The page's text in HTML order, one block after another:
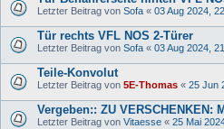
Letzter Beitrag von Sofa « 03 Aug 2024,
Tür rechts VFL NOS 2-Türer
Letzter Beitrag von Sofa « 03 Aug 2024,
Teile-Konvolut
Letzter Beitrag von 5E-Thomas « 25 Jun
Vergeben:: ZU VERSCHENKEN:
Letzter Beitrag von Vitaesse « 25 Mai